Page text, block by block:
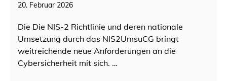
20. Februar 2026
Die Die NIS-2 Richtlinie und deren nationale
Umsetzung durch das NIS2UmsuCG bringt
weitreichende neue Anforderungen an die
Cybersicherheit mit sich. …